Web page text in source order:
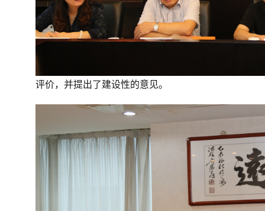
评价，并提出了建设性的意见。